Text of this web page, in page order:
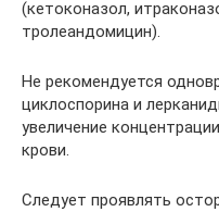
(кетоконазол,
тролеандомицин).
Не рекомендуется
циклоспорина и
увеличение
крови.
Следует проявлять